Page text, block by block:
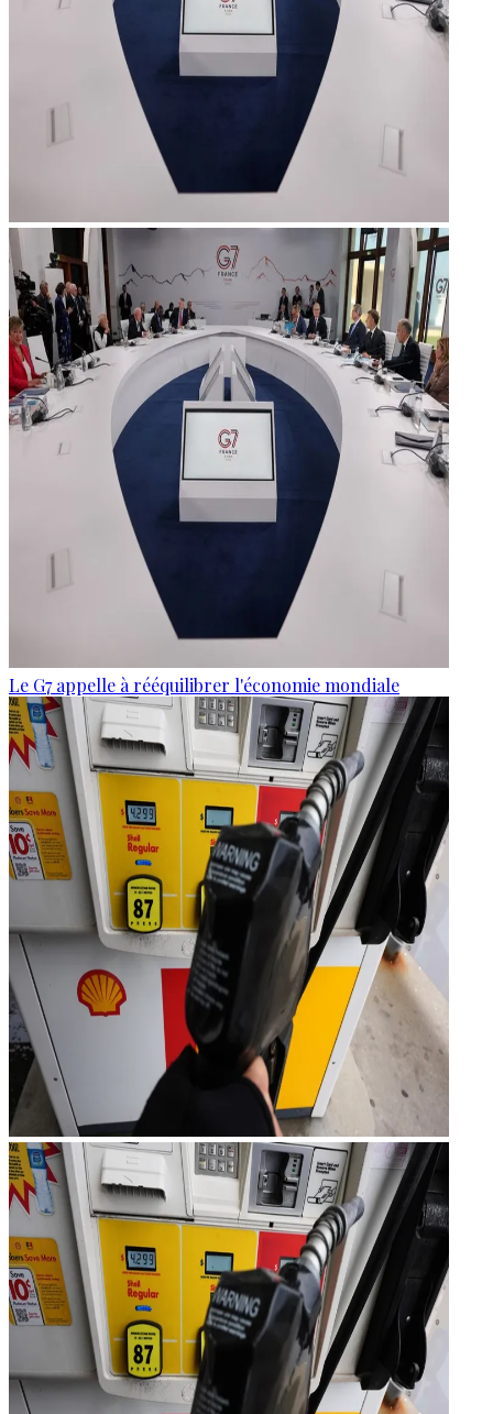
Le G7 appelle à rééquilibrer l'économie mondiale